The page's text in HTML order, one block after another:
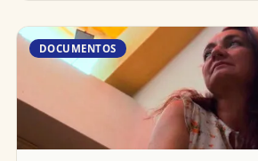
DOCUMENTOS